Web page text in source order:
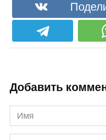
Добавить
Имя